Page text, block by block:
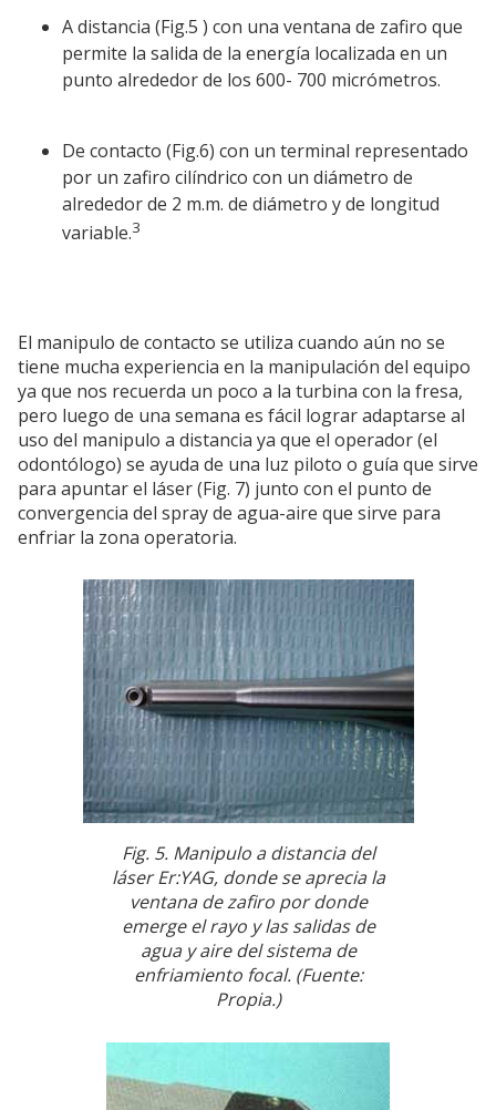
A distancia (Fig.5 ) con una ventana de zafiro que
permite la salida de la energía localizada en un
punto alrededor de los 600- 700 micrómetros.
De contacto (Fig.6) con un terminal representado
por un zafiro cilíndrico con un diámetro de
alrededor de 2 m.m. de diámetro y de longitud
variable.3
El manipulo de contacto se utiliza cuando aún no se
tiene mucha experiencia en la manipulación del equipo
ya que nos recuerda un poco a la turbina con la fresa,
pero luego de una semana es fácil lograr adaptarse al
uso del manipulo a distancia ya que el operador (el
odontólogo) se ayuda de una luz piloto o guía que sirve
para apuntar el láser (Fig. 7) junto con el punto de
convergencia del spray de agua-aire que sirve para
enfriar la zona operatoria.
Fig. 5. Manipulo a distancia del
láser Er:YAG, donde se aprecia la
ventana de zafiro por donde
emerge el rayo y las salidas de
agua y aire del sistema de
enfriamiento focal. (Fuente:
Propia.)